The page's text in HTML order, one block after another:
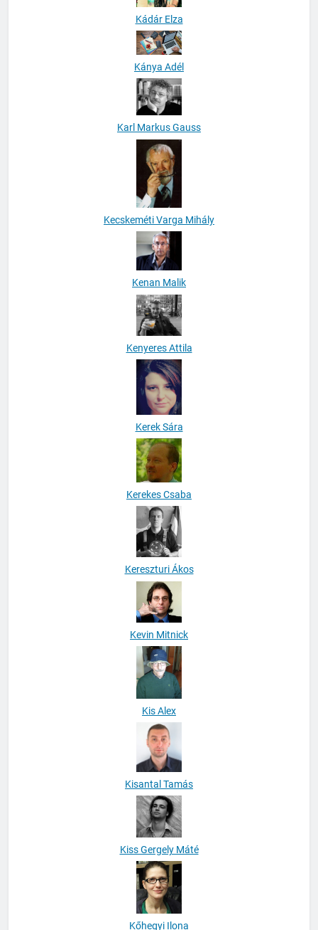
Kádár Elza
Kánya Adél
Karl Markus Gauss
Kecskeméti Varga Mihály
Kenan Malik
Kenyeres Attila
Kerek Sára
Kerekes Csaba
Kereszturi Ákos
Kevin Mitnick
Kis Alex
Kisantal Tamás
Kiss Gergely Máté